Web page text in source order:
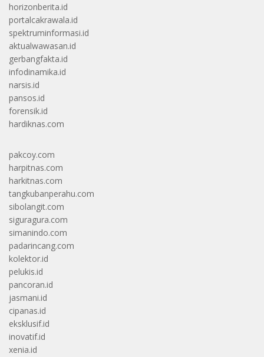
horizonberita.id
portalcakrawala.id
spektruminformasi.id
aktualwawasan.id
gerbangfakta.id
infodinamika.id
narsis.id
pansos.id
forensik.id
hardiknas.com
pakcoy.com
harpitnas.com
harkitnas.com
tangkubanperahu.com
sibolangit.com
siguragura.com
simanindo.com
padarincang.com
kolektor.id
pelukis.id
pancoran.id
jasmani.id
cipanas.id
eksklusif.id
inovatif.id
xenia.id